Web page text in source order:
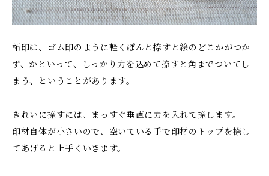
柘印は、ゴム印のように軽くぽんと捺すと絵のどこかがつか
ず、かといって、しっかり力を込めて捺すと角までついてし
まう、ということがあります。
きれいに捺すには、まっすぐ垂直に力を入れて捺します。
印材自体が小さいので、空いている手で印材のトップを捺し
てあげると上手くいきます。